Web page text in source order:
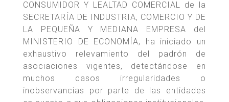
CONSUMIDOR Y LEALTAD COMERCIAL de la
SECRETARÍA DE INDUSTRIA, COMERCIO Y DE
LA PEQUEÑA Y MEDIANA EMPRESA del
MINISTERIO DE ECONOMÍA, ha iniciado un
exhaustivo relevamiento del padrón de
asociaciones vigentes, detectándose en
muchos casos irregularidades o
inobservancias por parte de las entidades